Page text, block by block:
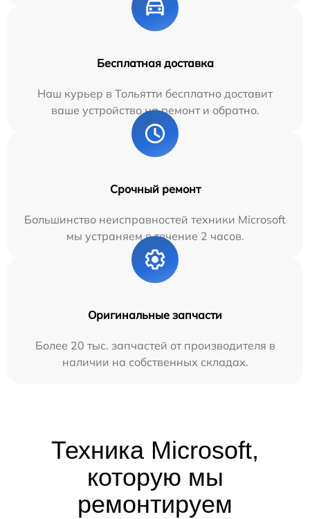
Бесплатная доставка
Наш курьер в Тольятти бесплатно доставит
ваше устройство на ремонт и обратно.
Срочный ремонт
Большинство неисправностей техники Microsoft
мы устраняем в течение 2 часов.
Оригинальные запчасти
Более 20 тыс. запчастей от производителя в
наличии на собственных складах.
Техника Microsoft,
которую мы
ремонтируем